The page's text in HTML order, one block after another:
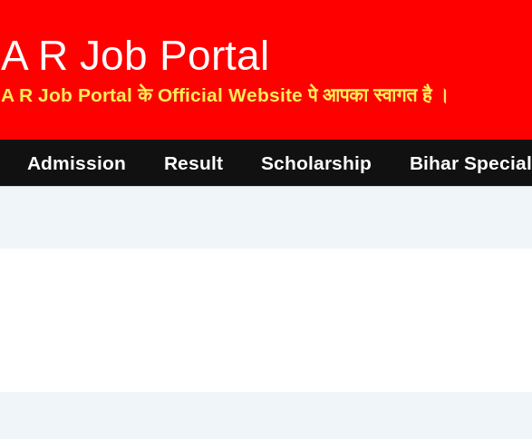
A R Job Portal
A R Job Portal के Official Website पे आपका स्वागत है ।
Admission Result Scholarship Bihar Special